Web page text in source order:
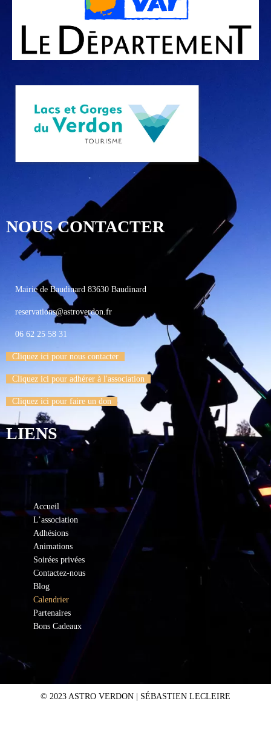
NOUS CONTACTER
Mairie de Baudinard 83630 Baudinard
reservations@astroverdon.fr
06 62 25 58 31
Cliquez ici pour nous contacter
Cliquez ici pour adhérer à l'association
Cliquez ici pour faire un don
LIENS
Accueil
L’association
Adhésions
Animations
Soirées privées
Contactez-nous
Blog
Calendrier
Partenaires
Bons Cadeaux
© 2023 ASTRO VERDON | SÉBASTIEN LECLEIRE